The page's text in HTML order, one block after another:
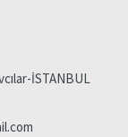
İSTANBUL